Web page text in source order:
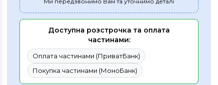
Доступна розстрочка та оплата
частинами:
Оплата частинами (ПриватБанк)
Покупка частинами (МоноБанк)